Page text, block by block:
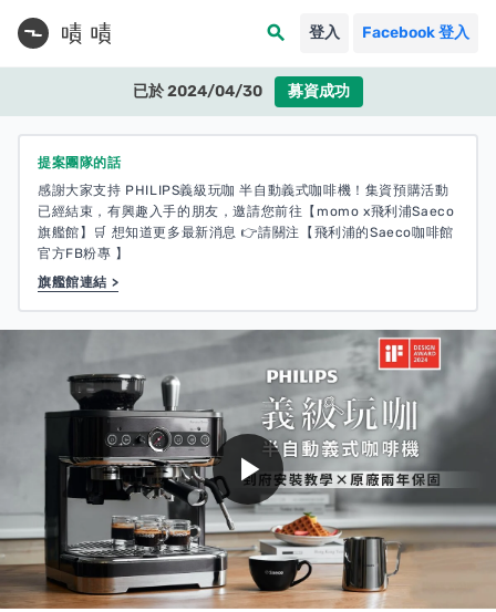
search 登入 Facebook 登入
已於 2024/04/30 募資成功
提案團隊的話
感謝大家支持 PHILIPS義級玩咖 半自動義式咖啡機！集資預購活動
已經結束，有興趣入手的朋友，邀請您前往【momo x飛利浦Saeco
旗艦館】🛒 想知道更多最新消息 👉請關注【飛利浦的Saeco咖啡館
官方FB粉專 】
旗艦館連結 >
play_arrow